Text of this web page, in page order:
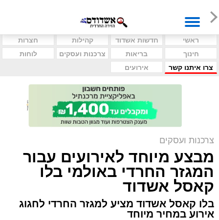
ראשי חדשות אשדוד קהילות
חצרות
חינוך
בריאות צרכנות ועסקים
לוחות
צרו איתנו קשר
אירועים
צרכנות ועסקים
מבצע מיוחד לאירועים עבור
המגזר החרדי באולמי בלו
קאסל אשדוד
בלו קאסל אשדוד מציע למגזר החרדי לחגוג
אירוע במחיר מיוחד